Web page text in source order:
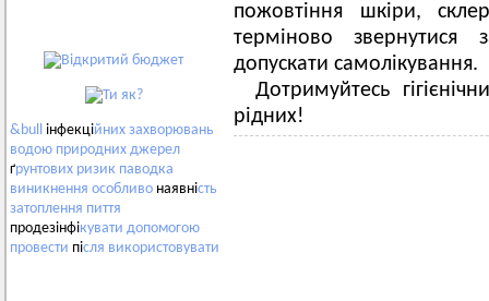
&bull інфекційних захворювань
водою природних джерел
ґрунтових ризик паводка
виникнення особливо наявність
затоплення пиття
продезінфікувати допомогою
провести після використовувати
пожовтіння шкіри,
терміново
допускати самолікування.
Дотримуйтесь
рідних!